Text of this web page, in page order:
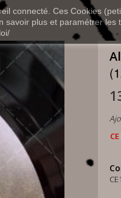
connecté. Ces Cookies
plus et paramétrer les